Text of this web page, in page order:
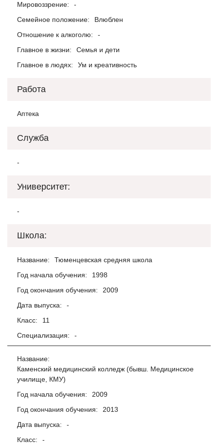
Мировоззрение:
-
Семейное положение:
Влюблен
Отношение к алкоголю:
-
Главное в жизни:
Семья и дети
Главное в людях:
Ум и креативность
Работа
Аптека
Служба
-
Университет:
-
Школа:
Название:
Тюменцевская средняя школа
Год начала обучения:
1998
Год окончания обучения:
2009
Дата выпуска:
-
Класс:
11
Специализация:
-
Название:
Каменский медицинский колледж (бывш. Медицинское
училище, КМУ)
Год начала обучения:
2009
Год окончания обучения:
2013
Дата выпуска:
-
Класс:
-